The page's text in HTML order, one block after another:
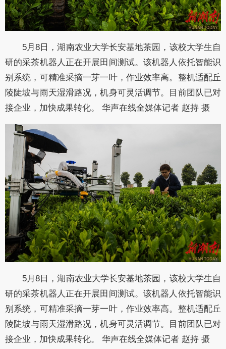
5月8日，湖南农业大学长安基地茶园，该校大学生自
研的采茶机器人正在开展田间测试。该机器人依托智能识
别系统，可精准采摘一芽一叶，作业效率高。整机适配丘
陵陡坡与雨天湿滑路况，机身可灵活调节。目前团队已对
接企业，加快成果转化。 华声在线全媒体记者 赵持 摄
5月8日，湖南农业大学长安基地茶园，该校大学生自
研的采茶机器人正在开展田间测试。该机器人依托智能识
别系统，可精准采摘一芽一叶，作业效率高。整机适配丘
陵陡坡与雨天湿滑路况，机身可灵活调节。目前团队已对
接企业，加快成果转化。 华声在线全媒体记者 赵持 摄